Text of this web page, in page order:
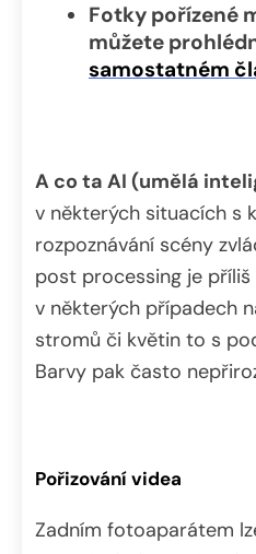
Fotky pořízené
můžete
samostatném
A co ta AI (umělá
v některých situacích s
rozpoznávání scény
post processing je příliš
v některých případech
stromů či květin to s
Barvy pak často
Pořizování videa
Zadním fotoaparátem